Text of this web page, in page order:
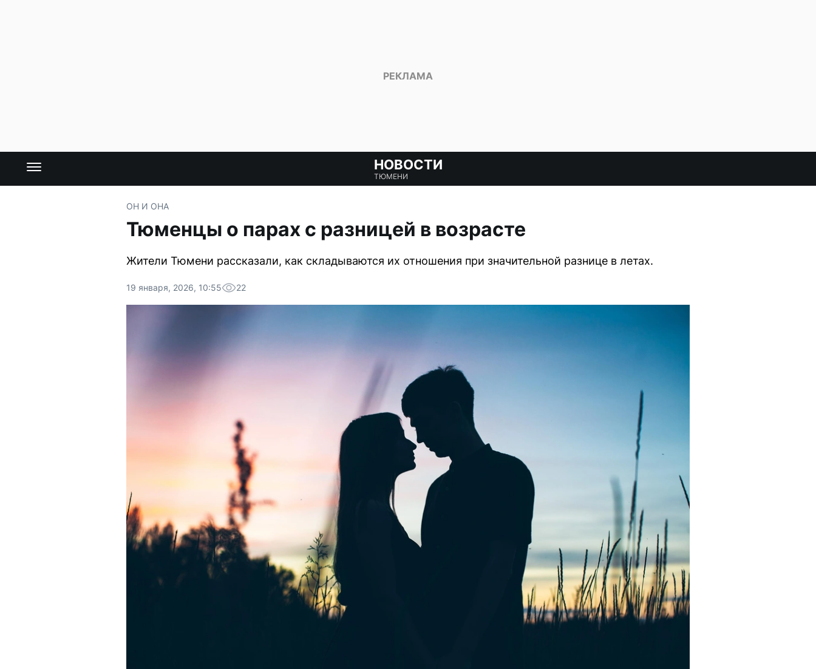
НОВОСТИ
ТЮМЕНИ
ОН И ОНА
Тюменцы о парах с разницей в возрасте
Жители Тюмени рассказали, как складываются их отношения при значительной разнице в летах.
19 января, 2026, 10:55 22